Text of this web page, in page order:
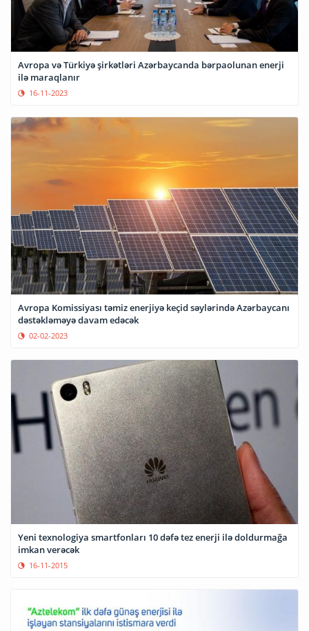
Avropa və Türkiyə şirkətləri Azərbaycanda bərpaolunan enerji
ilə maraqlanır
16-11-2023
Avropa Komissiyası təmiz enerjiyə keçid səylərində Azərbaycanı
dəstəkləməyə davam edəcək
02-02-2023
Yeni texnologiya smartfonları 10 dəfə tez enerji ilə doldurmağa
imkan verəcək
16-11-2015